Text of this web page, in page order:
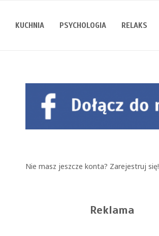
KUCHNIA PSYCHOLOGIA RELAKS
Nie masz jeszcze konta? Zarejestruj się!
Reklama